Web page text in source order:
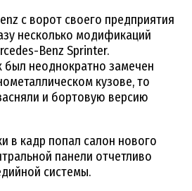
с ворот своего предприятия
несколько модификаций
Benz Sprinter.
был неоднократно замечен
кузове, то
и бортовую версию
в кадр попал салон нового
панели отчетливо
системы.